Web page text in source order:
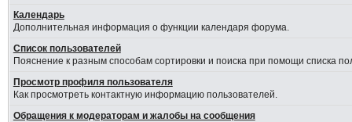
Календарь
Дополнительная информация о функции календаря форума.
Список пользователей
Пояснение к разным способам сортировки и поиска при помощи списка
Просмотр профиля пользователя
Как просмотреть контактную информацию пользователей.
Обращения к модераторам и жалобы на сообщения